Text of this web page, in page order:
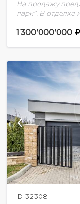
На продажу
парк". В отделке
Панорамное
1'300'000'000
ID 32308